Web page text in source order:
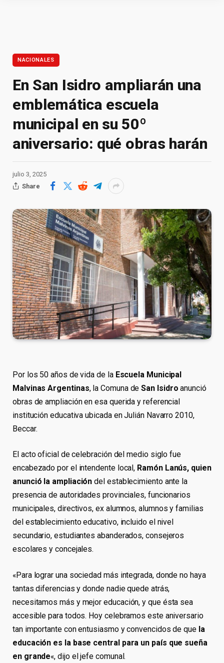
NACIONALES
En San Isidro ampliarán una
emblemática escuela
municipal en su 50º
aniversario: qué obras harán
julio 3, 2025
Share
Por los 50 años de vida de la Escuela Municipal
Malvinas Argentinas, la Comuna deSan Isidro anunció
obras de ampliación en esa querida y referencial
institución educativa ubicada en Julián Navarro 2010,
Beccar.
El acto oficial de celebración del medio siglo fue
encabezado por el intendente local, Ramón Lanús, quien
anunció la ampliación del establecimiento ante la
presencia de autoridades provinciales, funcionarios
municipales, directivos, ex alumnos, alumnos y familias
del establecimiento educativo, incluido el nivel
secundario, estudiantes abanderados, consejeros
escolares y concejales.
«Para lograr una sociedad más integrada, donde no haya
tantas diferencias y donde nadie quede atrás,
necesitamos más y mejor educación, y que ésta sea
accesible para todos. Hoy celebramos este aniversario
tan importante con entusiasmo y convencidos de que la
educación es la base central para un país que sueña
en grande«, dijo el jefe comunal.